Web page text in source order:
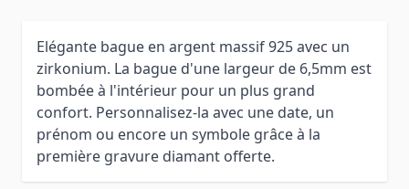
Elégante bague en argent massif 925 avec un
zirkonium. La bague d'une largeur de 6,5mm est
bombée à l'intérieur pour un plus grand
confort. Personnalisez-la avec une date, un
prénom ou encore un symbole grâce à la
première gravure diamant offerte.